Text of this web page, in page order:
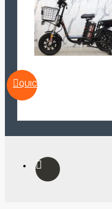
QUICKVIEW